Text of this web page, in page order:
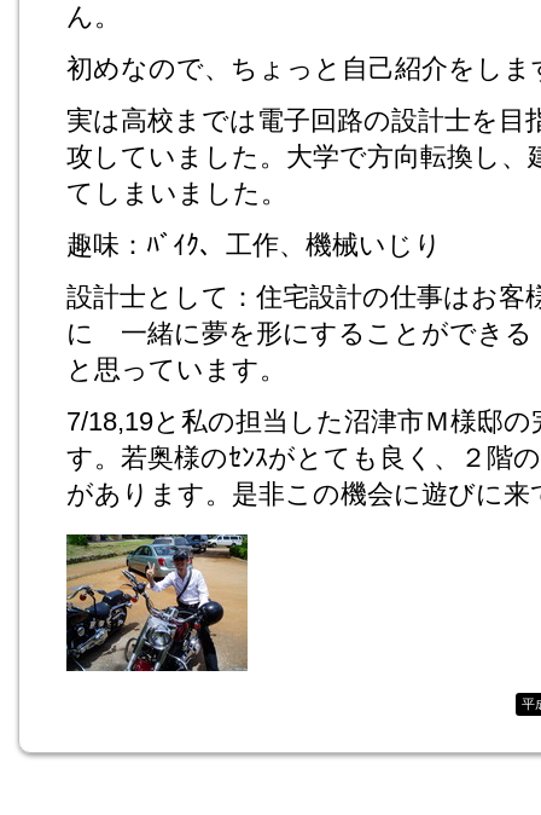
ん。
初めなので、ちょっと自己紹介をしま
実は高校までは電子回路の設計士を目
攻していました。大学で方向転換し、
てしまいました。
趣味：ﾊﾞｲｸ、工作、機械いじり
設計士として：住宅設計の仕事はお客
に 一緒に夢を形にすることができ
と思っています。
7/18,19と私の担当した沼津市Ｍ様邸
す。若奥様のｾﾝｽがとても良く、２階
があります。是非この機会に遊びに来
平